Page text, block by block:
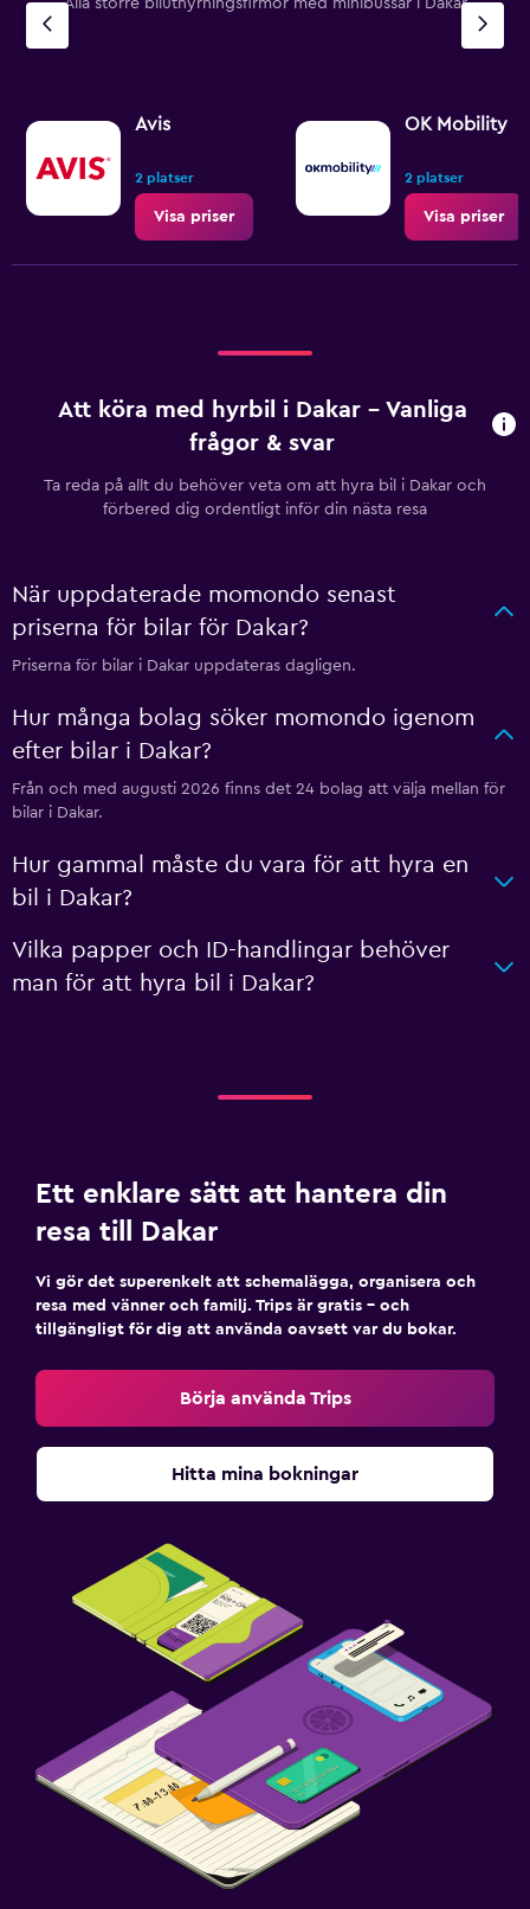
Alla större biluthyrningsfirmor med minibussar i Dakar
Avis
2 platser
Visa priser
OK Mobility
2 platser
Visa priser
Att köra med hyrbil i Dakar – Vanliga
frågor & svar
Ta reda på allt du behöver veta om att hyra bil i Dakar och
förbered dig ordentligt inför din nästa resa
När uppdaterade momondo senast
priserna för bilar för Dakar?
Priserna för bilar i Dakar uppdateras dagligen.
Hur många bolag söker momondo igenom
efter bilar i Dakar?
Från och med augusti 2026 finns det 24 bolag att välja mellan för
bilar i Dakar.
Hur gammal måste du vara för att hyra en
bil i Dakar?
Vilka papper och ID-handlingar behöver
man för att hyra bil i Dakar?
Ett enklare sätt att hantera din
resa till Dakar
Vi gör det superenkelt att schemalägga, organisera och
resa med vänner och familj. Trips är gratis – och
tillgängligt för dig att använda oavsett var du bokar.
Börja använda Trips
Hitta mina bokningar